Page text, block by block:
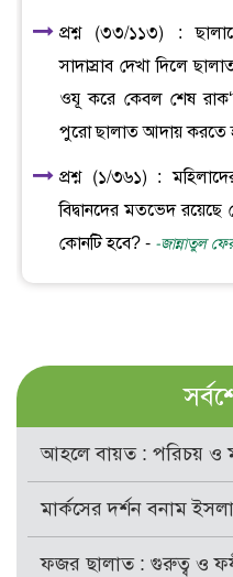
প্রশ্ন (৩৩/১১৩) :
সাদাস্রাব দেখা দিলে
ওযূ করে কেবল শেষ
পুরো ছালাত আদায় করতে
প্রশ্ন (১/৩৬১) :
বিদ্বানদের মতভেদ রয়েছে
কোনটি হবে? - -জান্নাতুল
আহলে বায়ত : পরিচয় ও
মার্কসের দর্শন বনাম
ফজর ছালাত : গুরুত্ব ও